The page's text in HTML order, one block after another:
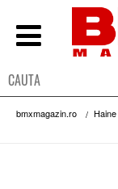
bmxmagazin.ro Haine